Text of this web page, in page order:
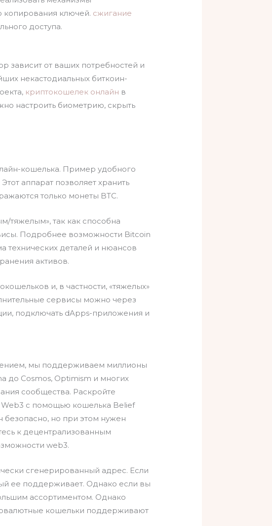
копирования ключей. сжигание
доступа.
зависит от ваших потребностей и
некастодиальных биткоин-
криптокошелек онлайн в
настроить биометрию, скрыть
кошелька. Пример удобного
аппарат позволяет хранить
только монеты BTC.
тяжелым», так как способна
Подробнее возможности Bitcoin
технических деталей и нюансов
активов.
и, в частности, «тяжелых»
сервисы можно через
подключать dApps-приложения и
мы поддерживаем миллионы
до Cosmos, Optimism и многих
сообщества. Раскройте
Web3 с помощью кошелька Belief
безопасно, но при этом нужен
к децентрализованным
web3.
сгенерированный адрес. Если
ее поддерживает. Однако если вы
ассортиментом. Однако
кошельки поддерживают